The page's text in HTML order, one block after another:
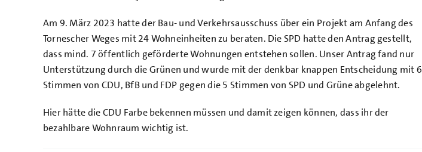
Am 9. März 2023 hatte der Bau- und Verkehrsausschuss über ein Projekt am Anfang des
Tornescher Weges mit 24 Wohneinheiten zu beraten. Die SPD hatte den Antrag gestellt,
dass mind. 7 öffentlich geförderte Wohnungen entstehen sollen. Unser Antrag fand nur
Unterstützung durch die Grünen und wurde mit der denkbar knappen Entscheidung mit 6
Stimmen von CDU, BfB und FDP gegen die 5 Stimmen von SPD und Grüne abgelehnt.
Hier hätte die CDU Farbe bekennen müssen und damit zeigen können, dass ihr der
bezahlbare Wohnraum wichtig ist.